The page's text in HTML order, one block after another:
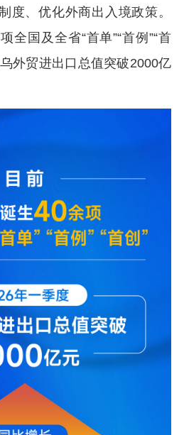
度、优化外商出入境政策。
全国及全省“首单”“首例”“首
外贸进出口总值突破2000亿